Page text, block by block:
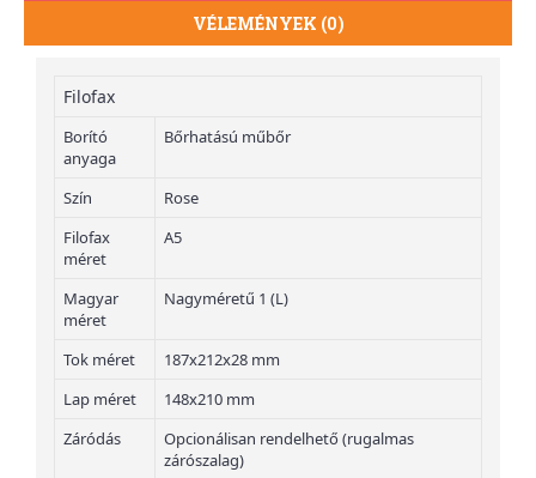
VÉLEMÉNYEK (0)
Filofax
Borító
anyaga
Bőrhatású műbőr
Szín
Rose
Filofax
méret
A5
Magyar
méret
Nagyméretű 1 (L)
Tok méret
187x212x28 mm
Lap méret
148x210 mm
Záródás
Opcionálisan rendelhető (rugalmas
zárószalag)